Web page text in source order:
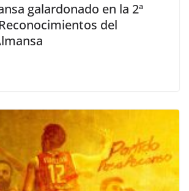
galardonado en la 2ª
del